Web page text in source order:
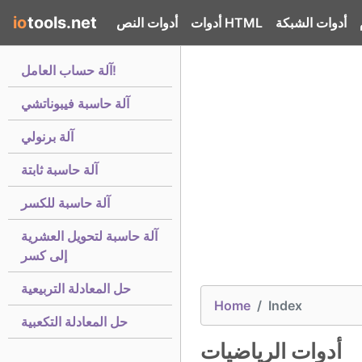
iotools.net أدوات النص أدوات HTML أدوات الشبكة
آلة حساب العامل!
آلة حاسبة فيبوناتشي
آلة برنولي
آلة حاسبة ثابتة
آلة حاسبة للكسر
آلة حاسبة لتحويل العشرية
إلى كسر
حل المعادلة التربيعية
حل المعادلة التكعبية
Home Index
أدوات الرياضيات